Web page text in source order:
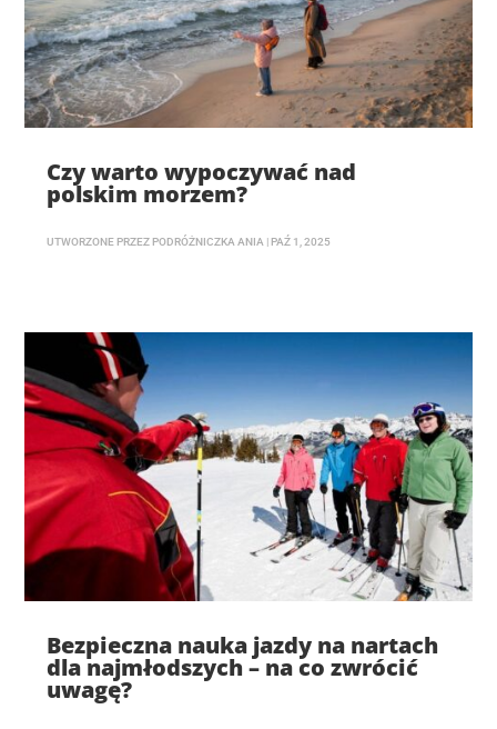
Czy warto wypoczywać nad
polskim morzem?
UTWORZONE PRZEZ PODRÓŻNICZKA ANIA | PAŹ 1, 2025
Bezpieczna nauka jazdy na nartach
dla najmłodszych – na co zwrócić
uwagę?